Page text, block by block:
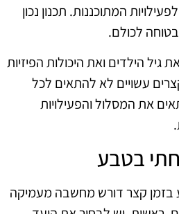
המתוכננות. תכנון נכון
לכולם.
גיל הילדים ואת היכולות הפיזיות
עשויים לא להתאים לכל
את המסלול והפעילויות
בטבע
בזמן קצר דורש מחשבה מעמיקה